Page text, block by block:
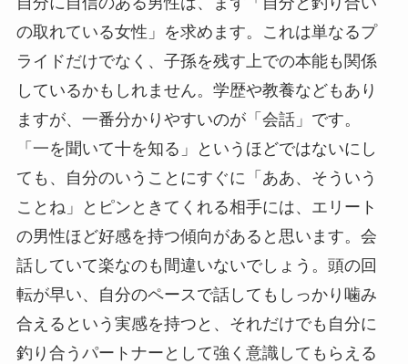
の取れている女性」を求めます。これは単なるプ
ライドだけでなく、子孫を残す上での本能も関係
しているかもしれません。学歴や教養などもあり
ますが、一番分かりやすいのが「会話」です。
「一を聞いて十を知る」というほどではないにし
ても、自分のいうことにすぐに「ああ、そういう
ことね」とピンときてくれる相手には、エリート
の男性ほど好感を持つ傾向があると思います。会
話していて楽なのも間違いないでしょう。頭の回
転が早い、自分のペースで話してもしっかり噛み
合えるという実感を持つと、それだけでも自分に
釣り合うパートナーとして強く意識してもらえる